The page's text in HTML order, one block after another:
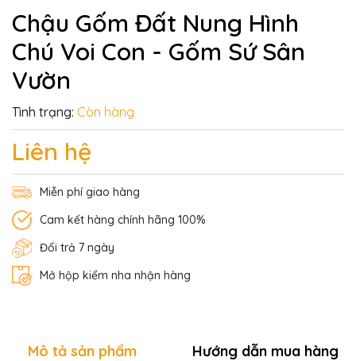
Chậu Gốm Đất Nung Hình
Chú Voi Con - Gốm Sứ Sân
Vườn
Tình trạng: Còn hàng
Liên hệ
Miễn phí giao hàng
Cam kết hàng chính hãng 100%
Đổi trả 7 ngày
Mở hộp kiểm nha nhận hàng
Mô tả sản phẩm Hướng dẫn mua hàng